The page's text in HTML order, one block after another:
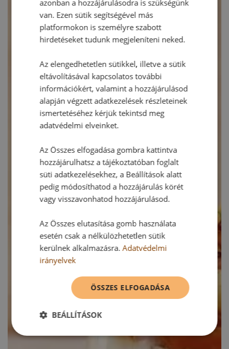
azonban a hozzájárulásodra is szükségünk
van. Ezen sütik segítségével más
platformokon is személyre szabott
hirdetéseket tudunk megjeleníteni neked.
Az elengedhetetlen sütikkel, illetve a sütik
eltávolításával kapcsolatos további
információkért, valamint a hozzájárulásod
alapján végzett adatkezelések részleteinek
ismertetéséhez kérjük tekintsd meg
adatvédelmi elveinket.
Az Összes elfogadása gombra kattintva
hozzájárulhatsz a tájékoztatóban foglalt
süti adatkezelésekhez, a Beállítások alatt
pedig módosíthatod a hozzájárulás körét
vagy visszavonhatod hozzájárulásod.
Az Összes elutasítása gomb használata
esetén csak a nélkülözhetetlen sütik
kerülnek alkalmazásra.Adatvédelmi
irányelvek
ÖSSZES ELFOGADÁSA
BEÁLLÍTÁSOK